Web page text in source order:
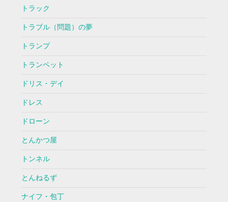
トラック
トラブル（問題）の夢
トランプ
トランペット
ドリス・デイ
ドレス
ドローン
とんかつ屋
トンネル
とんねるず
ナイフ・包丁